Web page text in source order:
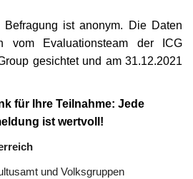
ist anonym. Die Daten
vom Evaluationsteam der ICG
gesichtet und am 31.12.2021
für Ihre Teilnahme: Jede
ist wertvoll!
und Volksgruppen